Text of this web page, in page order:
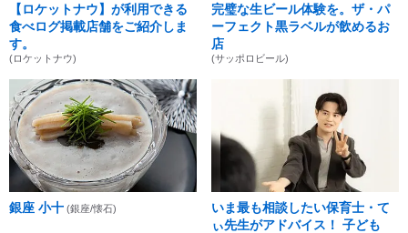
【ロケットナウ】が利用できる
食べログ掲載店舗をご紹介しま
す。
(ロケットナウ)
完璧な生ビール体験を。ザ・パ
ーフェクト黒ラベルが飲めるお
店
(サッポロビール)
銀座 小十 (銀座/懐石)
いま最も相談したい保育士・て
ぃ先生がアドバイス！ 子ども